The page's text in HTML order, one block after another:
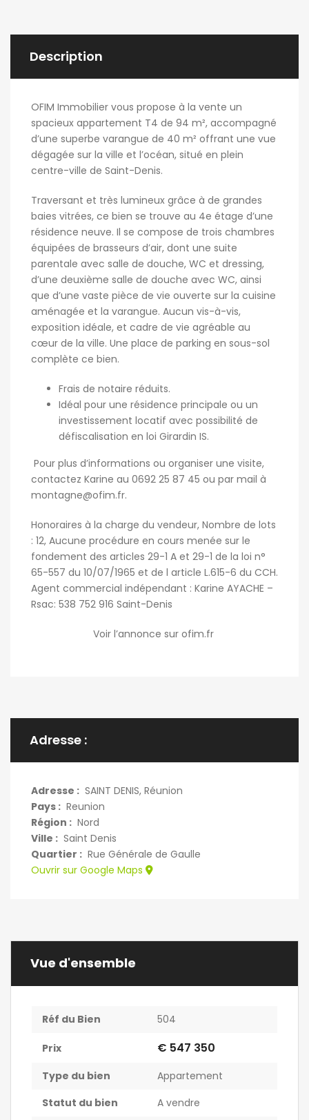
Description
OFIM Immobilier vous propose à la vente un
spacieux appartement T4 de 94 m², accompagné
d’une superbe varangue de 40 m² offrant une vue
dégagée sur la ville et l’océan, situé en plein
centre-ville de Saint-Denis.
Traversant et très lumineux grâce à de grandes
baies vitrées, ce bien se trouve au 4e étage d’une
résidence neuve. Il se compose de trois chambres
équipées de brasseurs d’air, dont une suite
parentale avec salle de douche, WC et dressing,
d’une deuxième salle de douche avec WC, ainsi
que d’une vaste pièce de vie ouverte sur la cuisine
aménagée et la varangue. Aucun vis-à-vis,
exposition idéale, et cadre de vie agréable au
cœur de la ville. Une place de parking en sous-sol
complète ce bien.
Frais de notaire réduits.
Idéal pour une résidence principale ou un
investissement locatif avec possibilité de
défiscalisation en loi Girardin IS.
Pour plus d’informations ou organiser une visite,
contactez Karine au 0692 25 87 45 ou par mail à
montagne@ofim.fr.
Honoraires à la charge du vendeur, Nombre de lots
: 12, Aucune procédure en cours menée sur le
fondement des articles 29-1 A et 29-1 de la loi n°
65-557 du 10/07/1965 et de l article L.615-6 du CCH.
Agent commercial indépendant : Karine AYACHE –
Rsac: 538 752 916 Saint-Denis
Voir l’annonce sur ofim.fr
Adresse :
Adresse : SAINT DENIS, Réunion
Pays : Reunion
Région : Nord
Ville : Saint Denis
Quartier : Rue Générale de Gaulle
Ouvrir sur Google Maps
Vue d'ensemble
Réf du Bien 504
Prix € 547 350
Type du bien
Appartement
Statut du bien
A vendre